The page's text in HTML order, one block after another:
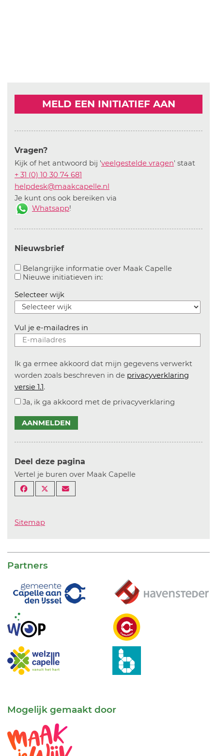
MELD EEN INITIATIEF AAN
Vragen?
Kijk of het antwoord bij 'veelgestelde vragen' staat
+ 31 (0) 10 30 74 681
helpdesk@maakcapelle.nl
Je kunt ons ook bereiken via
Whatsapp!
Nieuwsbrief
Belangrijke informatie over Maak CapelleAanvinken
Nieuwe initiatieven in:Aanvinken om informatie over
Selecteer wijk
Vul je e-mailadres in
Ik ga ermee akkoord dat mijn gegevens verwerkt
worden zoals beschreven in de privacyverklaring
versie 1.1.
Ja, ik ga akkoord met de privacyverklaring
AANMELDEN
Deel deze pagina
Vertel je buren over Maak Capelle
Sitemap
Partners
Mogelijk gemaakt door